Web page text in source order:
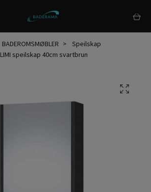
BADEROMSMØBLER
Speilskap
LIMI speilskap 40cm svartbrun